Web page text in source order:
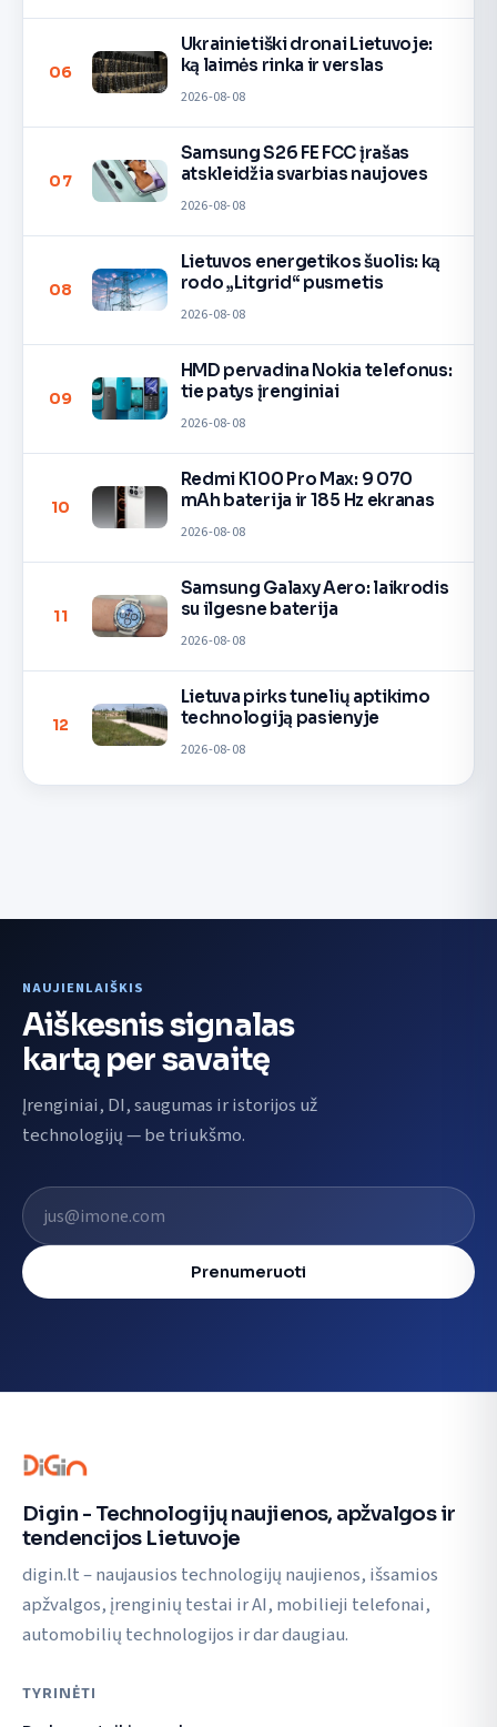
06
Ukrainietiški dronai Lietuvoje:
ką laimės rinka ir verslas
2026-08-08
07
Samsung S26 FE FCC įrašas
atskleidžia svarbias naujoves
2026-08-08
08
Lietuvos energetikos šuolis: ką
rodo „Litgrid“ pusmetis
2026-08-08
09
HMD pervadina Nokia telefonus:
tie patys įrenginiai
2026-08-08
10
Redmi K100 Pro Max: 9 070
mAh baterija ir 185 Hz ekranas
2026-08-08
11
Samsung Galaxy Aero: laikrodis
su ilgesne baterija
2026-08-08
12
Lietuva pirks tunelių aptikimo
technologiją pasienyje
2026-08-08
NAUJIENLAIŠKIS
Aiškesnis signalas
kartą per savaitę
Įrenginiai, DI, saugumas ir istorijos už
technologijų — be triukšmo.
El. pašto adresas
Prenumeruoti
Digin - Technologijų naujienos, apžvalgos ir
tendencijos Lietuvoje
digin.lt – naujausios technologijų naujienos, išsamios
apžvalgos, įrenginių testai ir AI, mobilieji telefonai,
automobilių technologijos ir dar daugiau.
TYRINĖTI